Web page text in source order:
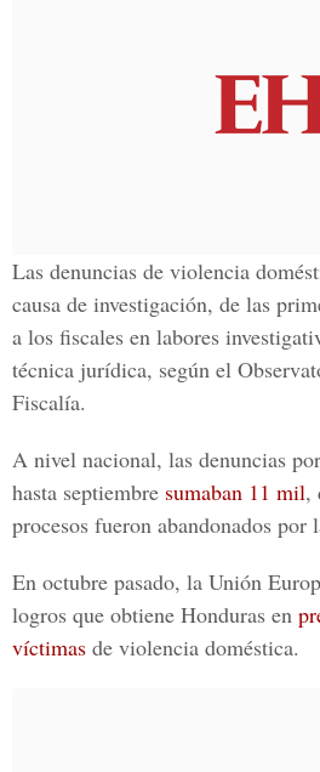
Las denuncias de violencia
causa de investigación, de las
a los fiscales en labores
técnica jurídica, según el
Fiscalía.
A nivel nacional, las denuncias
hasta septiembre sumaban 11 mil,
procesos fueron abandonados por
En octubre pasado, la Unión
logros que obtiene Honduras en
víctimas de violencia doméstica.